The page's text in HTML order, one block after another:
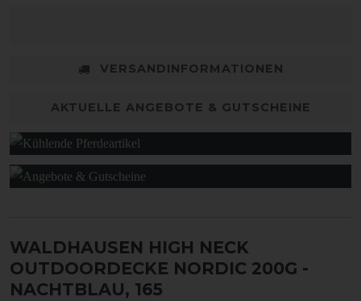
VERSANDINFORMATIONEN
AKTUELLE ANGEBOTE & GUTSCHEINE
WALDHAUSEN HIGH NECK
OUTDOORDECKE NORDIC 200G -
NACHTBLAU, 165